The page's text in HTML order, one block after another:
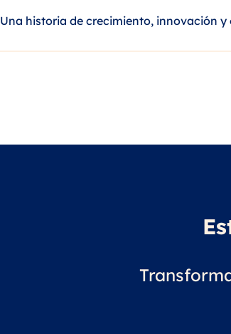
Una historia de crecimiento, innovación